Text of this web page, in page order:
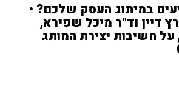
במיתוג העסק שלכם? •
דיין וד"ר מיכל שפירא,
על חשיבות יצירת המותג